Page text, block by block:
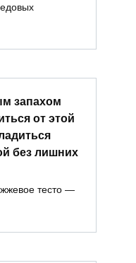
запахом
от этой
без лишних
тесто —